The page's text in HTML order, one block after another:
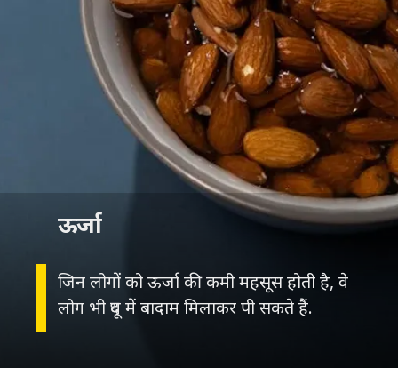
जिन लोगों को ऊर्जा की कमी महसूस होती है, वे
लोग भी दूध में बादाम मिलाकर पी सकते हैं.
ऊर्जा